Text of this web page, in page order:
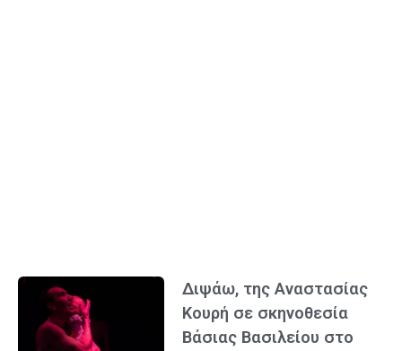
Διψάω, της Αναστασίας
Κουρή σε σκηνοθεσία
Βάσιας Βασιλείου στο